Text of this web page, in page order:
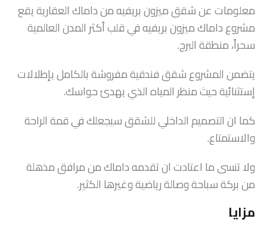
معلومات عن شقق ميزون بريفيه من داماك العقارية يقع
مشروع داماك ميزون بريفيه في قلب أكثر المدن العالمية
سحراً، منطقة البرج.
يتضمن المشروع شقق فندقية مفروشة بالكامل بإطلالات
إستثنائية حيث منظر المياه الذي يهدئ حواسك.
كما ان التصميم الداخلي للشقق سيجعلك في قمة الراحة
والاستمتاع.
ولا تنسى ما اعتادت ان تقدمه داماك من مرافق مذهلة
من بركة سباحة وصالة رياضية وغيرها الكثير.
مزايا